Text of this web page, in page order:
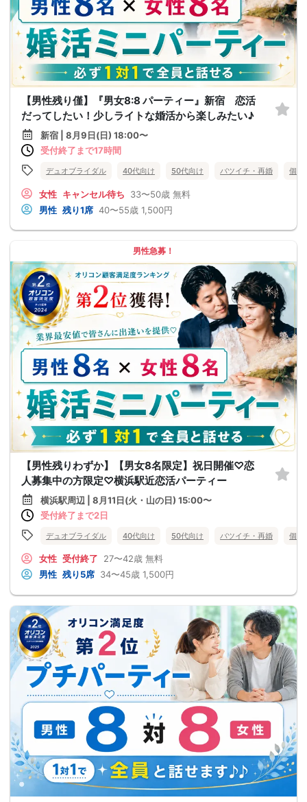
【男性残り僅】『男女8:8 パーティー』新宿 恋活
だってしたい！少しライトな婚活から楽しみたい♪
新宿 | 8月9日(日) 18:00〜
受付終了まで17時間
デュオブライダル 40代向け 50代向け バツイチ・再婚 個室
女性 キャンセル待ち 33〜50歳 無料
男性 残り1席 40〜55歳 1,500円
男性急募！
【男性残りわずか】【男女8名限定】祝日開催♡恋
人募集中の方限定♡横浜駅近恋活パーティー
横浜駅周辺 | 8月11日(火・山の日) 15:00〜
受付終了まで2日
デュオブライダル 40代向け 50代向け バツイチ・再婚 個室
女性 受付終了 27〜42歳 無料
男性 残り5席 34〜45歳 1,500円